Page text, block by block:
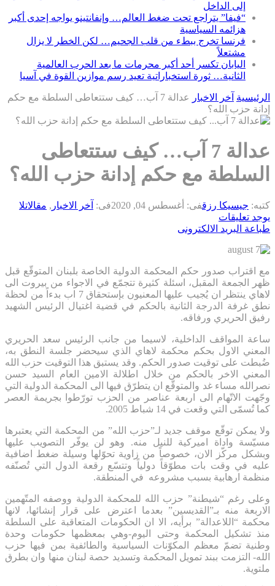
إلى الداخل
“فيفا” يتراجع تحت ضغط العالم… وإنفانتينو يواجه إحدى أكبر
هزائمه السياسية
فرنسا تخرج ببطء من قلب الجحيم… لكن الخطر لا يزال
مشتعلاً
اليابان تكسر أحد أكبر محرمات ما بعد الحرب العالمية
الثانية… ثورة استخباراتية تعيد رسم موازين القوة في آسيا
الرئيسية آخر الاخبار
عدالة 7 آب… كيف ستتعاطى السلطة مع حكم
إدانة حزب الله؟
عدالة 7 آب… كيف ستتعاطى
السلطة مع حكم إدانة حزب الله؟
كتبه: جيسيكا رزقفى: أغسطس 04, 2020 فى: آخر الاخبار , مقالاتلا
يوجد تعليقات
طباعة البريد الالكترونى
مع اقتراب صدور حكم المحكمة الدولية الخاصة بلبنان المتوقّع قبل
ظهر الجمعة المقبل، اسئلة كثيرة تتجمّع في الاجواء من بيروت الى
لاهاي ينتظر ان يُجيب عليها المعنيون بإستحقاق 7 اب بدءاً من لحظة
نطق غرفة الدرجة الثانية بالحكم في قضية اغتيال الرئيس الشهيد
رفيق الحريري ورفاقه.
ساعة المواقف الداخلية، لاسيما من جانب الرئيس سعد الحريري
المعني الاول بحكم محكمة لاهاي الذي سيحضر جلسة النطق به،
ضُبطت على توقيت صدور الحكم. وقد يستبق هذا التوقيت حزب الله
المعني الاخر بالحكم من خلال اطلالة الامين العام السيد حسن
نصرالله مساء غد والمتوقّع ان يتطرّق فيها الى المحكمة الدولية التي
وجّهت الاتّهام الى اربعة عناصر من الحزب تورّطوا بجريمة العصر
كما تُسمّى التي وقعت في 14 شباط 2005.
ولا يمكن توقّع موقف جديد لـ”حزب الله” من المحكمة التي يعتبرها
مسيّسة واداة اميركية للنيل منه. وهو لن يوفّر التصويب عليها
وبشكل مركّز الان، خصوصاً من زاوية تحوّلها وسيلة ضغط اضافية
عليه في وقت بات مطوّقاً دولياً وتتسّع رقعة الدول التي تُصنّفه
منظمة ارهابية بسبب مشروعه في المنطقة.
وعلى رغم “شيطنة” حزب الله للمحكمة الدولية ووصفه المتّهمين
الاربعة منه بـ”القديسين” بعدما اعترض على قرار إنشائها، لانها
محكمة “اللاعدالة” برأيه، الا ان الحكومات المتعاقبة على السلطة
منذ تشكيل المحكمة وحتى اليوم-وهي بمعظمها حكومات وحدة
وطنية تضمّ معظم المكوّنات السياسية والطائفية بمن فيها حزب
الله- التزمت ببند تمويل المحكمة وتسديد حصة لبنان منها وان بطرق
ملتوية.